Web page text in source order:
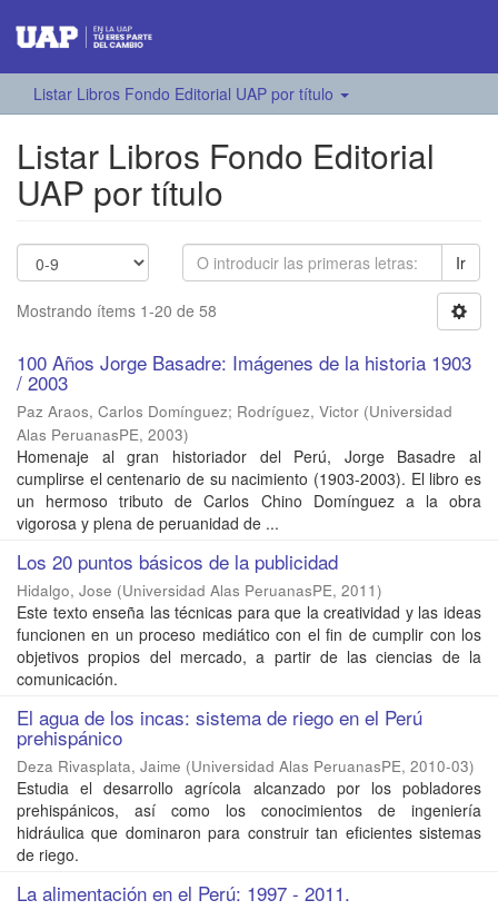
Listar Libros Fondo Editorial UAP por título
Listar Libros Fondo Editorial
UAP por título
Ir
Mostrando ítems 1-20 de 58
100 Años Jorge Basadre: Imágenes de la historia 1903
/ 2003
Paz Araos, Carlos Domínguez; Rodríguez, Victor (Universidad
Alas PeruanasPE, 2003)
Homenaje al gran historiador del Perú, Jorge Basadre al
cumplirse el centenario de su nacimiento (1903-2003). El libro es
un hermoso tributo de Carlos Chino Domínguez a la obra
vigorosa y plena de peruanidad de ...
Los 20 puntos básicos de la publicidad
Hidalgo, Jose (Universidad Alas PeruanasPE, 2011)
Este texto enseña las técnicas para que la creatividad y las ideas
funcionen en un proceso mediático con el fin de cumplir con los
objetivos propios del mercado, a partir de las ciencias de la
comunicación.
El agua de los incas: sistema de riego en el Perú
prehispánico
Deza Rivasplata, Jaime (Universidad Alas PeruanasPE, 2010-03)
Estudia el desarrollo agrícola alcanzado por los pobladores
prehispánicos, así como los conocimientos de ingeniería
hidráulica que dominaron para construir tan eficientes sistemas
de riego.
La alimentación en el Perú: 1997 - 2011.